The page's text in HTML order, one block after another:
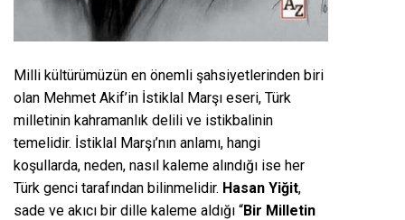
Milli kültürümüzün en önemli şahsiyetlerinden biri
olan Mehmet Akif’in İstiklal Marşı eseri, Türk
milletinin kahramanlık delili ve istikbalinin
temelidir. İstiklal Marşı’nın anlamı, hangi
koşullarda, neden, nasıl kaleme alındığı ise her
Türk genci tarafından bilinmelidir. Hasan Yiğit,
sade ve akıcı bir dille kaleme aldığı “Bir Milletin